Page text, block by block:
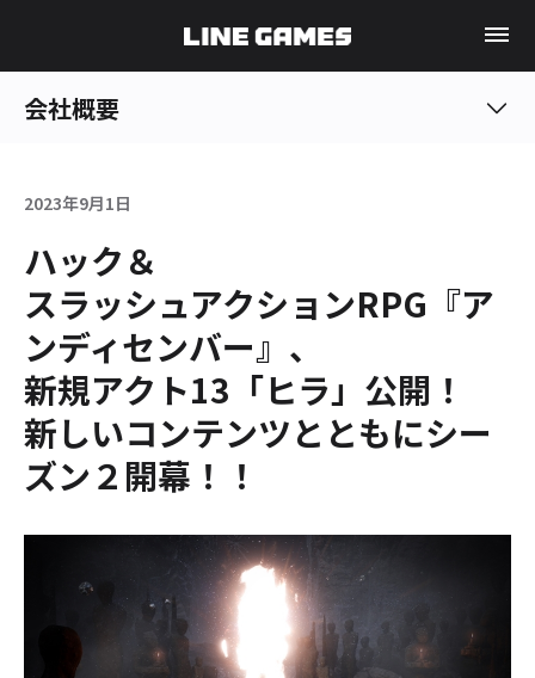
会社概要
2023年9月1日
ハック＆
スラッシュアクションRPG『ア
ンディセンバー』、
新規アクト13「ヒラ」公開！
新しいコンテンツとともにシー
ズン２開幕！！